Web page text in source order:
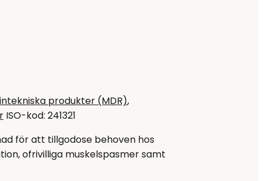
produkter (MDR),
ISO-kod: 241321
för att tillgodose behoven hos
ofrivilliga muskelspasmer samt